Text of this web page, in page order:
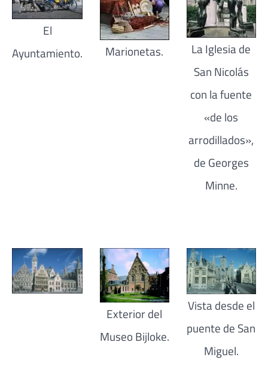
El
Ayuntamiento.
Marionetas.
La Iglesia de
San Nicolás
con la fuente
«de los
arrodillados»,
de Georges
Minne.
Exterior del
Museo Bijloke.
Vista desde el
puente de San
Miguel.